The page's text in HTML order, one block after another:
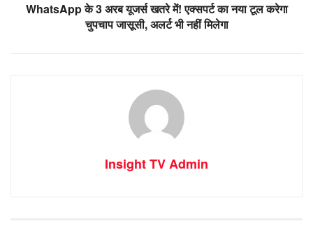
WhatsApp के 3 अरब यूजर्स खतरे में! एक्सपर्ट का नया टूल करेगा
चुपचाप जासूसी, अलर्ट भी नहीं मिलेगा
Insight TV Admin